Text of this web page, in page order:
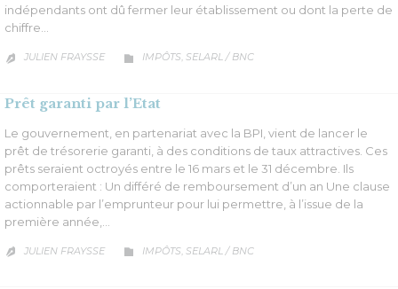
indépendants ont dû fermer leur établissement ou dont la perte de
chiffre…
 JULIEN FRAYSSE  CATÉGORIE
IMPÔTS, SELARL / BNC
Prêt garanti par l’Etat
Le gouvernement, en partenariat avec la BPI, vient de lancer le
prêt de trésorerie garanti, à des conditions de taux attractives. Ces
prêts seraient octroyés entre le 16 mars et le 31 décembre. Ils
comporteraient : Un différé de remboursement d’un an Une clause
actionnable par l’emprunteur pour lui permettre, à l’issue de la
première année,…
 JULIEN FRAYSSE  CATÉGORIE
IMPÔTS, SELARL / BNC